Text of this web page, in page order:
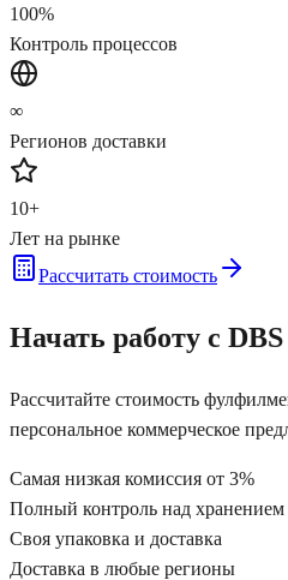
100%
Контроль процессов
∞
Регионов доставки
10+
Лет на рынке
Рассчитать стоимость
Начать работу с DBS
Рассчитайте стоимость
персональное коммерческое
Самая низкая комиссия от 3%
Полный контроль над хранением
Своя упаковка и доставка
Доставка в любые регионы